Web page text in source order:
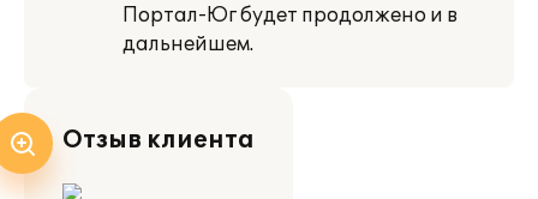
Портал-Юг будет продолжено и в
дальнейшем.
Отзыв клиента